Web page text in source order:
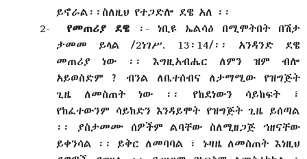
ይኖራል፡፡ስለዚህ የተጋድሎ ደዌ አለ ፡፡
2- የመጠሪያ ደዌ
፡- ነቢዩ ኤልሳዕ በሚሞትበት በሽታ
ታመመ ይላል /2ነገሥ. 13፡14/፡፡ አንዳንድ ደዌ
መጠሪያ ነው ፡፡ እግዚአብሔር ለምን ዝም ብሎ
አይወስድም ? ብንል ለቤተሰብና ለታማሚው የዝግጅት
ጊዜ ለመስጠት ነው ፡፡ የከደነውን ሳይከፍት ፣
የከፈተውንም ሳይከድን እንዳይሞት የዝግጅት ጊዜ ይሰጣል
፡፡ ያስታመሙ ሰዎችም ልባቸው ስለሚዘጋጅ ኀዘናቸው
ይቀንሳል ፡፡ ይቅር ለመባባል ፣ ኑዛዜ ለመስጠት እነዚህ